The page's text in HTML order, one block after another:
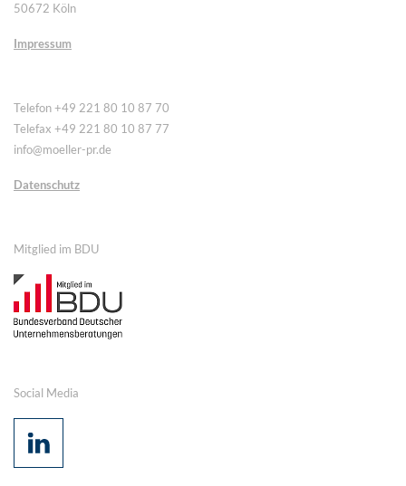
50672 Köln
Impressum
Telefon +49 221 80 10 87 70
Telefax +49 221 80 10 87 77
info@moeller-pr.de
Datenschutz
Mitglied im BDU
Social Media